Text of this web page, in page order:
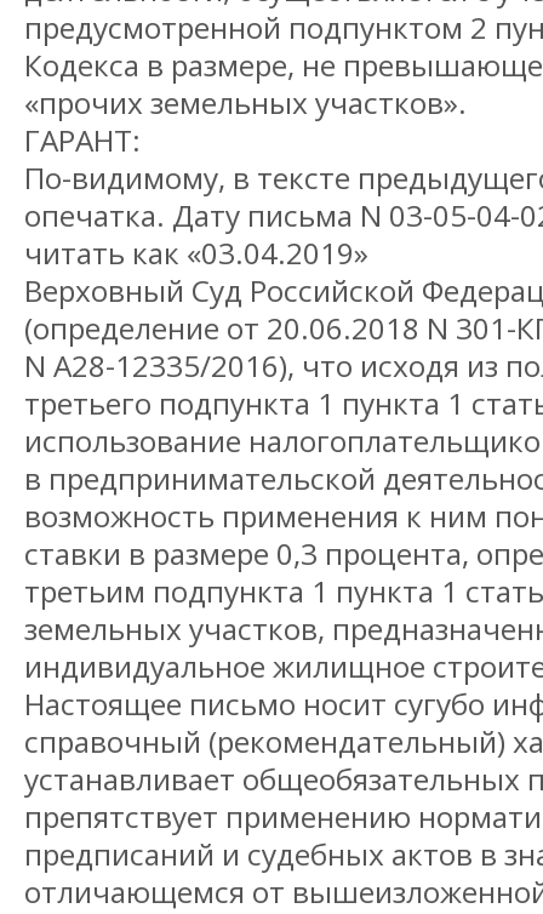
предусмотренной подпунктом 2
Кодекса в размере, не
«прочих земельных участков».
ГАРАНТ:
По-видимому, в тексте
опечатка. Дату письма N 03-05-04-
читать как «03.04.2019»
Верховный Суд Российской
(определение от 20.06.2018 N 301-
N А28-12335/2016), что исходя из
третьего подпункта 1 пункта 1
использование
в предпринимательской
возможность применения к ним
ставки в размере 0,3 процента,
третьим подпункта 1 пункта 1
земельных участков,
индивидуальное жилищное
Настоящее письмо носит сугубо
справочный (рекомендательный)
устанавливает общеобязательных
препятствует применению
предписаний и судебных актов в
отличающемся от